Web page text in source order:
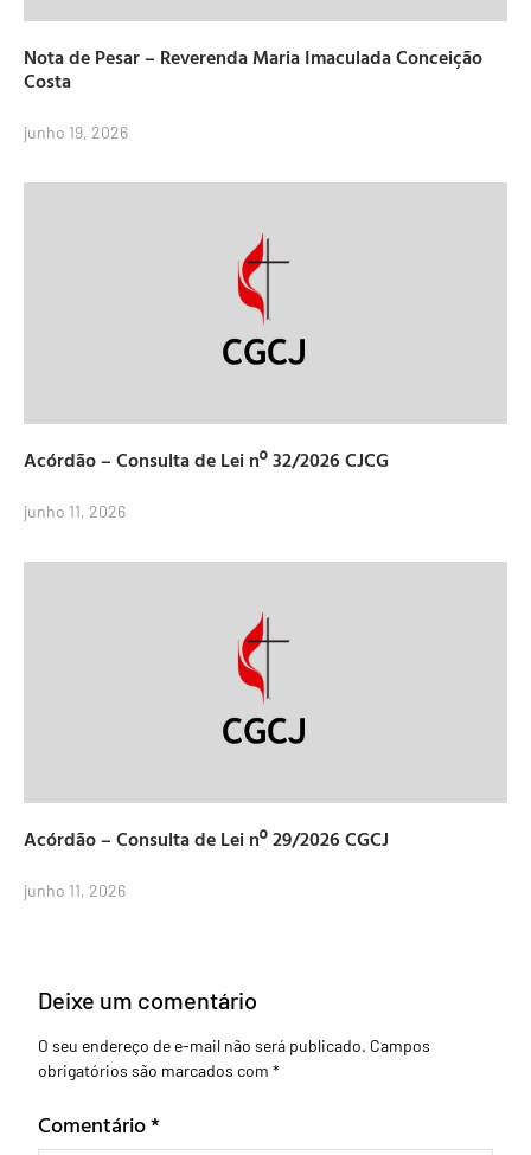
Nota de Pesar – Reverenda Maria Imaculada Conceição
Costa
junho 19, 2026
Acórdão – Consulta de Lei nº 32/2026 CJCG
junho 11, 2026
Acórdão – Consulta de Lei nº 29/2026 CGCJ
junho 11, 2026
Deixe um comentário
O seu endereço de e-mail não será publicado. Campos
obrigatórios são marcados com *
Comentário*